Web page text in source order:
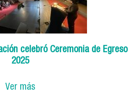
celebró Ceremonia de Egreso
2025
Ver más